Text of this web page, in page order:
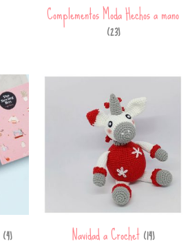
Complementos Moda Hechos a mano
(23)
(4) Navidad a Crochet(14)